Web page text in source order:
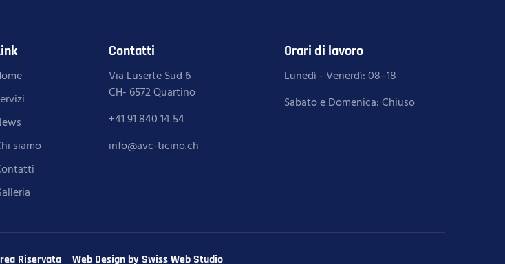
siamo
Contatti
Via Luserte Sud 6
CH- 6572 Quartino
+41 91 840 14 54
info@avc-ticino.ch
Orari di lavoro
Lunedì - Venerdì: 08–18
Sabato e Domenica: Chiuso
Riservata Web Design by Swiss Web Studio